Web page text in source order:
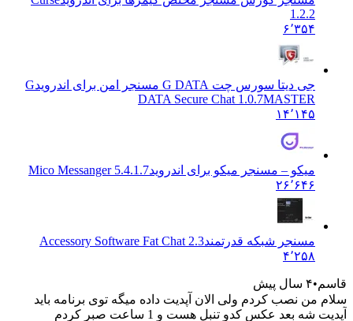
جی دیتا سورس چت G DATA مسنجر امن برای اندروید
G
DATA Secure Chat 1.0.7MASTER
۱۴٬۱۴۵
میکو – مسنجر میکو برای اندروید 5.4.1.7 Mico Messanger
۲۶٬۶۴۶
مسنجر شبکه قدرتمندAccessory Software Fat Chat 2.3
۴ سال پیش
نصب کردم ولی الان آپدیت داده میگه توی برنامه باید
آپدیت شه بعد عکس کدو تنبل هست و 1 ساعت صبر کردم